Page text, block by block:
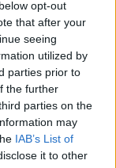
opt-out
that after your
seeing
utilized by
parties prior to
the further
parties on the
may
IAB’s List of
it to other